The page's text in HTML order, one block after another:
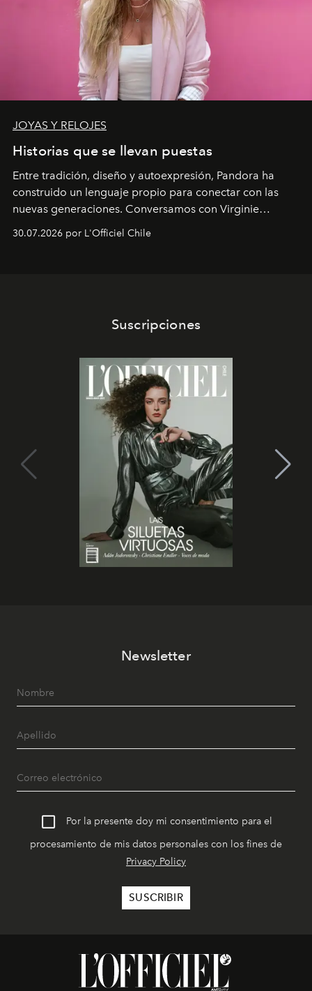
JOYAS Y RELOJES
Historias que se llevan puestas
Entre tradición, diseño y autoexpresión, Pandora ha
construido un lenguaje propio para conectar con las
nuevas generaciones. Conversamos con Virginie
Latinoamérica, sobre identidad, cultura y el valor
30.07.2026 por L'Officiel Chile
Suscripciones
Newsletter
Por la presente doy mi consentimiento para el
procesamiento de mis datos personales con los fines de
Privacy Policy